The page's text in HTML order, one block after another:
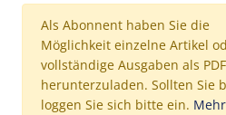
Als Abonnent haben Sie die
Möglichkeit einzelne Artikel
vollständige Ausgaben als
herunterzuladen. Sollten Sie
loggen Sie sich bitte ein.